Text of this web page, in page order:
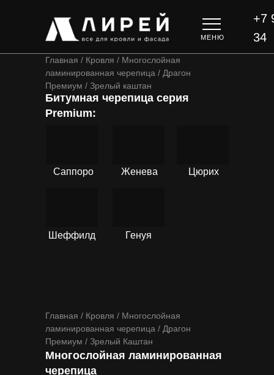
МЕНЮ
+7
34
Битумная черепица серия
Premium:
Главная / Кровля / Многослойная
ламинированная черепица / Драгон
Премиум / Зрелый каштан
Саппоро Женева Цюрих
Шеффилд Генуя
Многослойная ламинированная
черепица
Главная / Кровля / Многослойная
ламинированная черепица / Драгон
Премиум / Зрелый Каштан